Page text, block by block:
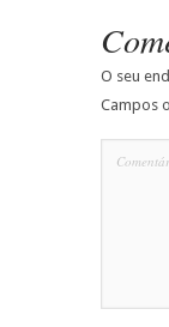
O seu
Campos